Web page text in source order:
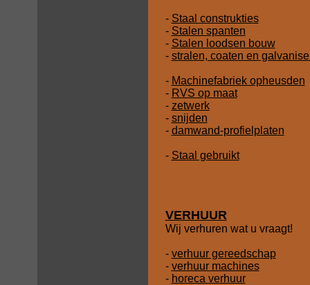
- Staal construkties
- Stalen spanten
- Stalen loodsen bouw
- stralen, coaten en
- Machinefabriek opheusden
- RVS op maat
- zetwerk
- snijden
- damwand-profielplaten
- Staal gebruikt
VERHUUR
Wij verhuren wat u vraagt!
- verhuur gereedschap
- verhuur machines
- horeca verhuur